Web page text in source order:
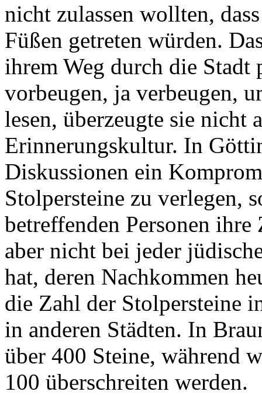
nicht zulassen wollten,
Füßen getreten würden.
ihrem Weg durch die
vorbeugen, ja verbeugen,
lesen, überzeugte sie nicht
Erinnerungskultur. In
Diskussionen ein
Stolpersteine zu verlegen,
betreffenden Personen
aber nicht bei jeder
hat, deren Nachkommen
die Zahl der Stolpersteine
in anderen Städten. In
über 400 Steine, während
100 überschreiten werden.